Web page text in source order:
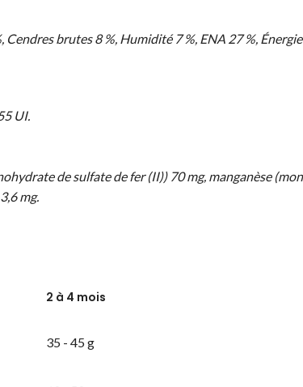
brutes 8 %, Humidité 7 %, ENA 27 %,
UI.
de sulfate de fer (II)) 70 mg, manganèse
mg.
2 à 4 mois
35 - 45 g